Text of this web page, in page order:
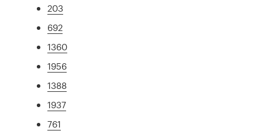
203
692
1360
1956
1388
1937
761